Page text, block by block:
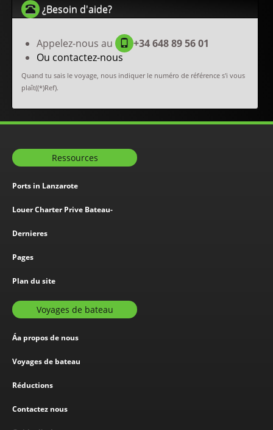
¿Besoin d'aide?
Appelez-nous au
+34 648 89 56 01
Ou contactez-nous
Quand tu sais le voyage, nous indiquer le numéro de référence s'i vous
plaît((*)Ref).
Ressources
Ports in Lanzarote
Louer Charter Prive Bateau-
Dernieres
Pages
Plan du site
Voyages de bateau
Áa propos de nous
Voyages de bateau
Réductions
Contactez nous